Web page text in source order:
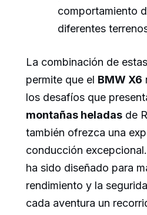
comportamiento
diferentes
La combinación de
permite que el BMW X6
los desafíos que
montañas heladas de
también ofrezca una
conducción
ha sido diseñado para
rendimiento y la
cada aventura un